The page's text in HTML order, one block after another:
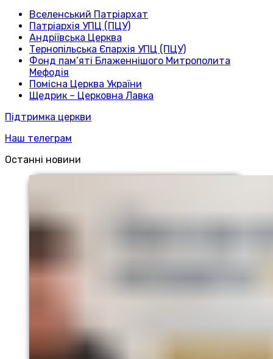
Вселенський Патріархат
Патріархія УПЦ (ПЦУ)
Андріївська Церква
Тернопільська Єпархія УПЦ (ПЦУ)
Фонд пам’яті Блаженнішого Митрополита
Мефодія
Помісна Церква України
Щедрик – Церковна Лавка
Підтримка церкви
Наш телеграм
Останні новини